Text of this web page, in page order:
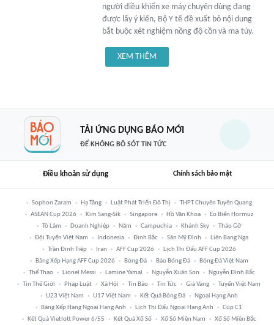
người điều khiển xe máy chuyên dùng đang
được lấy ý kiến, Bộ Y tế đề xuất bỏ nội dung
bắt buộc xét nghiệm nồng độ cồn và ma túy.
XEM THÊM
TẢI ỨNG DỤNG BÁO MỚI
ĐỂ KHÔNG BỎ SÓT TIN TỨC
Điều khoản sử dụng Chính sách bảo mật
Sophon Zaram Hạ Tầng Luật Phát Triển Đô Thị
THPT Chuyên Tuyên Quang
ASEAN Cup 2026
Kim Sang-Sik Singapore Hồ Văn Khoa
Eo Biển Hormuz
Tô Lâm
Doanh Nghiệp Năm Campuchia Khánh Sky
Tháo Gỡ
Đội Tuyển Việt Nam
Indonesia Đình Bắc Sân Mỹ Đình
Liên Bang Nga
Trần Đình Tiệp
Iran AFF Cup 2026
Lịch Thi Đấu AFF Cup 2026
Bảng Xếp Hạng AFF Cup 2026
Bóng Đá Báo Bóng Đá
Bóng Đá Việt Nam
Thể Thao
Lionel Messi Lamine Yamal Nguyễn Xuân Son
Nguyễn Đình Bắc
Tin Thế Giới
Pháp Luật Xã Hội Tin Bão Tin Tức Giá Vàng
Tuyển Việt Nam
U23 Việt Nam
U17 Việt Nam Kết Quả Bóng Đá
Ngoại Hạng Anh
Bảng Xếp Hạng Ngoại Hạng Anh
Lịch Thi Đấu Ngoại Hạng Anh
Cúp C1
Kết Quả Vietlott Power 6/55
Kết Quả Xổ Số Xổ Số Miền Nam Xổ Số Miền Bắc